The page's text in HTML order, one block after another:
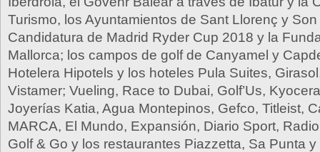
Turismo, los Ayuntamientos de Sant Llorenç y
Candidatura de Madrid Ryder Cup 2018 y la
Mallorca; los campos de golf de Canyamel y
Hotelera Hipotels y los hoteles Pula Suites,
Vistamer; Vueling, Race to Dubai, Golf’Us,
Joyerías Katia, Agua Montepinos, Gefco, Titleist,
MARCA, El Mundo, Expansión, Diario Sport,
Golf & Go y los restaurantes Piazzetta, Sa Punta